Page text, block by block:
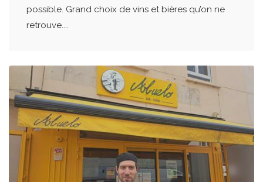
possible. Grand choix de vins et bières qu’on ne
retrouve....